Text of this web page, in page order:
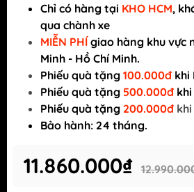
Chỉ có hàng tại KHO HCM,
qua chành xe
MIỄN PHÍ giao hàng khu vực
Minh - Hồ Chí Minh.
Phiếu quà tặng 100.000đ khi
Phiếu quà tặng 500.000đ
Phiếu quà tặng 200.000đ
Bảo hành: 24 tháng.
11.860.000₫